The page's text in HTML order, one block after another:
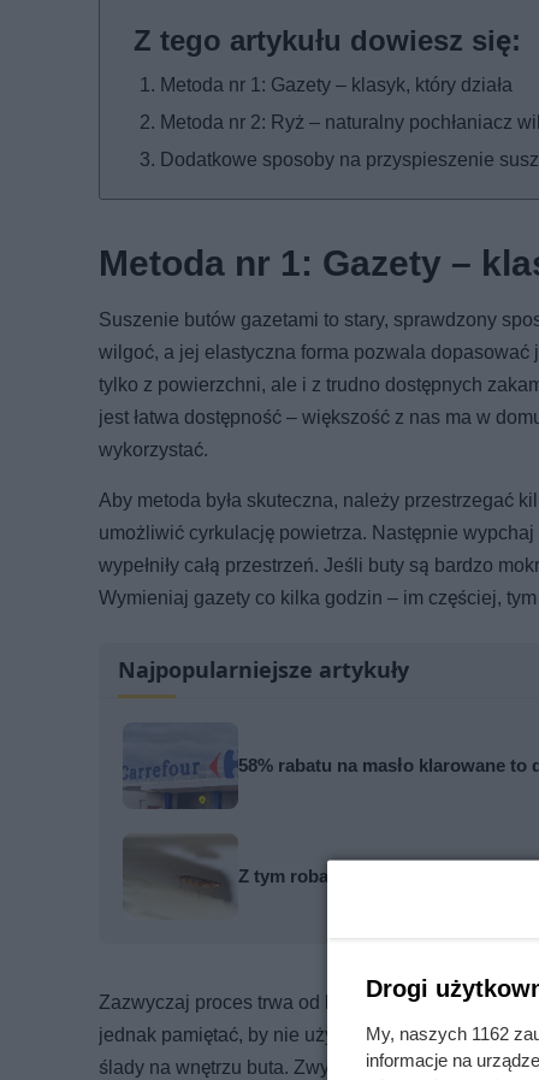
Metoda nr 1: Gazety – klasyk, który działa
Metoda nr 2: Ryż – naturalny pochłaniacz
Dodatkowe sposoby na przyspieszenie
Metoda nr 1: Gazety –
Suszenie butów gazetami to stary, sprawdzony
wilgoć, a jej elastyczna forma pozwala dopasować
tylko z powierzchni, ale i z trudno dostępnych
jest łatwa dostępność – większość z nas ma w
wykorzystać.
Aby metoda była skuteczna, należy przestrzegać
umożliwić cyrkulację powietrza. Następnie
wypełniły całą przestrzeń. Jeśli buty są bardzo
Wymieniaj gazety co kilka godzin – im częściej,
Najpopularniejsze artykuły
58% rabatu na masło klarowane
Z tym robakiem łatwo pomylić
Zazwyczaj proces trwa od kilku do kilkunastu
jednak pamiętać, by nie używać gazet z
ślady na wnętrzu buta. Zwykły czarno-biały papier
Drogi
My, naszych 1162
informacje na